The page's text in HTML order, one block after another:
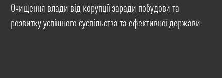
Очищення влади від корупції заради побудови та
розвитку успішного суспільства та ефективної держави